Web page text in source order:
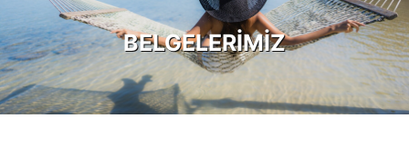
BELGELERIMIZ